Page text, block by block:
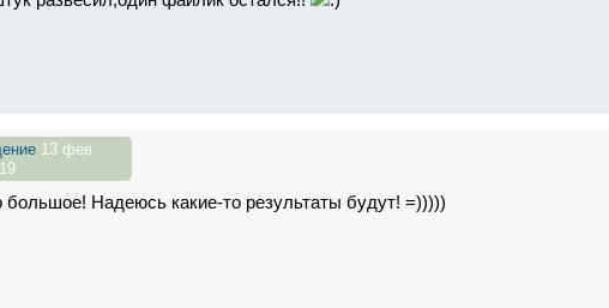
13 фев
большое! Надеюсь какие-то результаты будут! =)))))